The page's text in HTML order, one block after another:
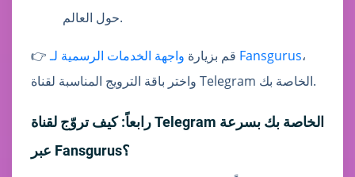
حول العالم.
👉 قم بزيارة واجهة الخدمات الرسمية لـ Fansgurus،
واختر باقة الترويج المناسبة لقناة Telegram الخاصة بك.
رابعاً: كيف تروّج لقناة Telegram الخاصة بك بسرعة
عبر Fansgurus؟